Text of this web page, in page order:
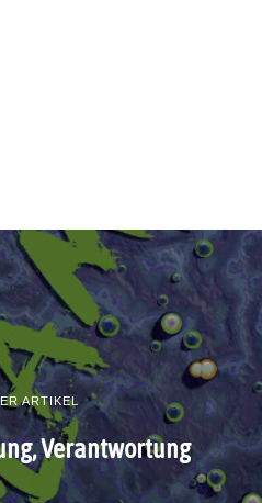
ARTIKEL
Verantwortung